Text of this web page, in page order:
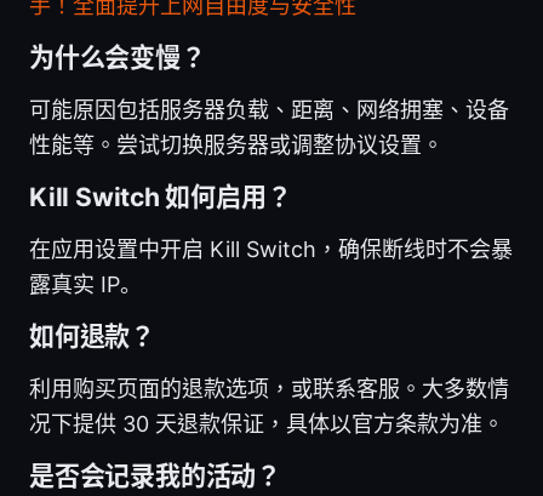
手！全面提升上网自由度与安全性
为什么会变慢？
可能原因包括服务器负载、距离、网络拥塞、设备
性能等。尝试切换服务器或调整协议设置。
Kill Switch 如何启用？
在应用设置中开启 Kill Switch，确保断线时不会暴
露真实 IP。
如何退款？
利用购买页面的退款选项，或联系客服。大多数情
况下提供 30 天退款保证，具体以官方条款为准。
是否会记录我的活动？